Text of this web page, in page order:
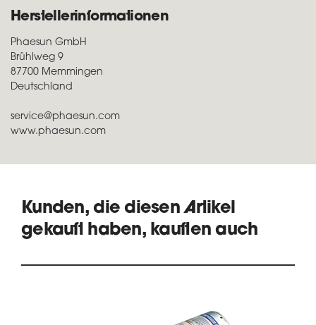
Herstellerinformationen
Phaesun GmbH
Brühlweg 9
87700 Memmingen
Deutschland
service@phaesun.com
www.phaesun.com
Kunden, die diesen Artikel
gekauft haben, kauften auch